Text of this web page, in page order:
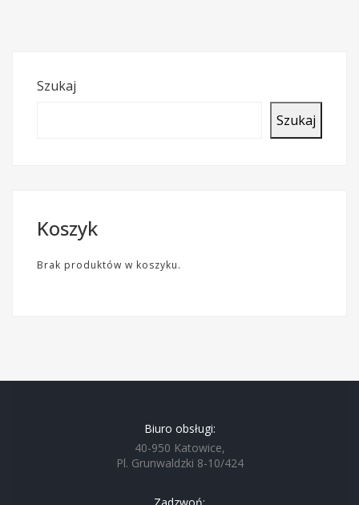
Szukaj
Szukaj
Koszyk
Brak produktów w koszyku.
Biuro obsługi:
40-950 Katowice,
Pl. Grunwaldzki 8-10/424